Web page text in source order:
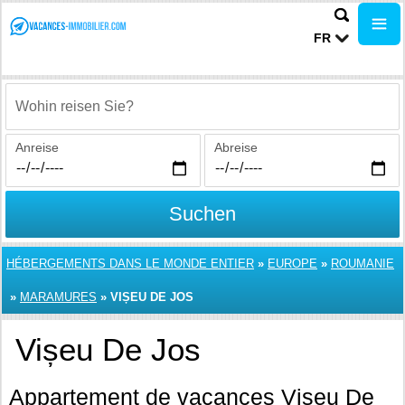
FR
Wohin reisen Sie?
Anreise Abreise
Suchen
HÉBERGEMENTS DANS LE MONDE ENTIER » EUROPE » ROUMANIE
» MARAMURES » VIȘEU DE JOS
Vișeu De Jos
Appartement de vacances Vișeu De